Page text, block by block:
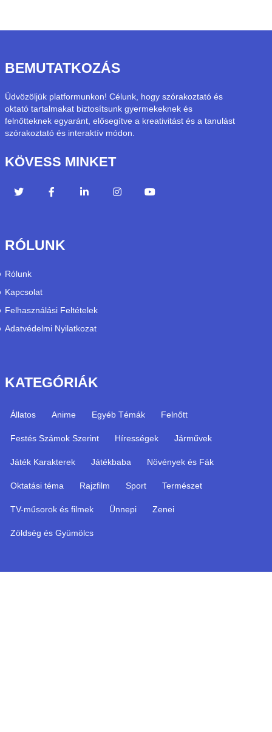
BEMUTATKOZÁS
Üdvözöljük platformunkon! Célunk, hogy szórakoztató és
oktató tartalmakat biztosítsunk gyermekeknek és
felnőtteknek egyaránt, elősegítve a kreativitást és a tanulást
szórakoztató és interaktív módon.
KÖVESS MINKET
RÓLUNK
Rólunk
Kapcsolat
Felhasználási Feltételek
Adatvédelmi Nyilatkozat
KATEGÓRIÁK
Állatos Anime Egyéb Témák Felnőtt
Festés Számok Szerint Hírességek Járművek
Játék Karakterek Játékbaba Növények és Fák
Oktatási téma Rajzfilm Sport Természet
TV-műsorok és filmek Ünnepi Zenei
Zöldség és Gyümölcs